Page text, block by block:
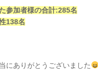
参加者様の合計:285名
138名
にありがとうございました